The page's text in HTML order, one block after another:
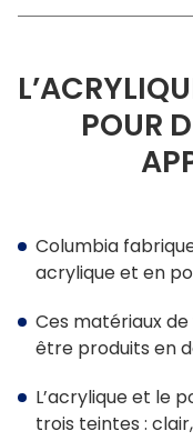
POUR
Columbia
acrylique et en
Ces matériaux
être produits en
L’acrylique et le
trois teintes :